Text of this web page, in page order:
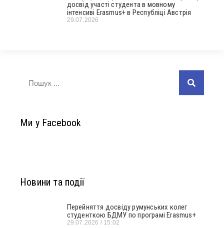
досвід участі студента в мовному
інтенсиві Erasmus+ в Республіці Австрія
29.07.2026
Ми у Facebook
Новини та події
Перейняття досвіду румунських колег
студенткою БДМУ по програмі Erasmus+
29.07.2026 15:02